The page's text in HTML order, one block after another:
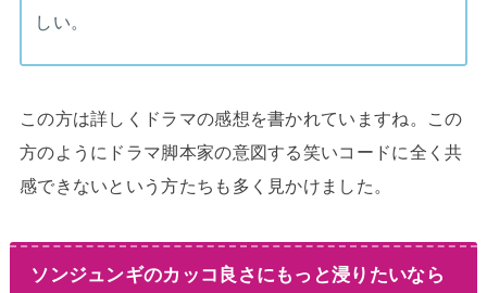
しい。
この方は詳しくドラマの感想を書かれていますね。この
方のようにドラマ脚本家の意図する笑いコードに全く共
感できないという方たちも多く見かけました。
ソンジュンギのカッコ良さにもっと浸りたいなら